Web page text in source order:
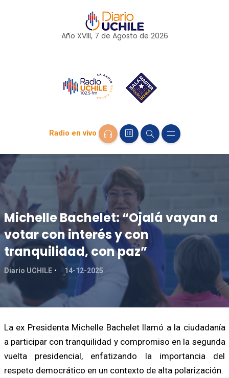
Año XVIII, 7 de Agosto de 2026
Radio en vivo
Michelle Bachelet: “Ojalá vayan a
votar con interés y con
tranquilidad, con paz”
Diario UCHILE 14-12-2025
La ex Presidenta Michelle Bachelet llamó a la ciudadanía
a participar con tranquilidad y compromiso en la segunda
vuelta presidencial, enfatizando la importancia del
respeto democrático en un contexto de alta polarización.